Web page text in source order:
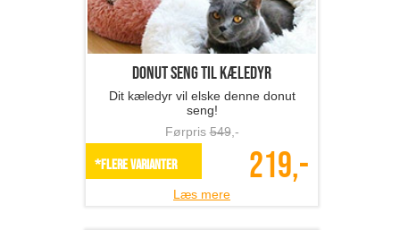
Donut seng til kæledyr
Dit kæledyr vil elske denne donut
seng!
Førpris549,-
*Flere varianter 219,-
Læs mere